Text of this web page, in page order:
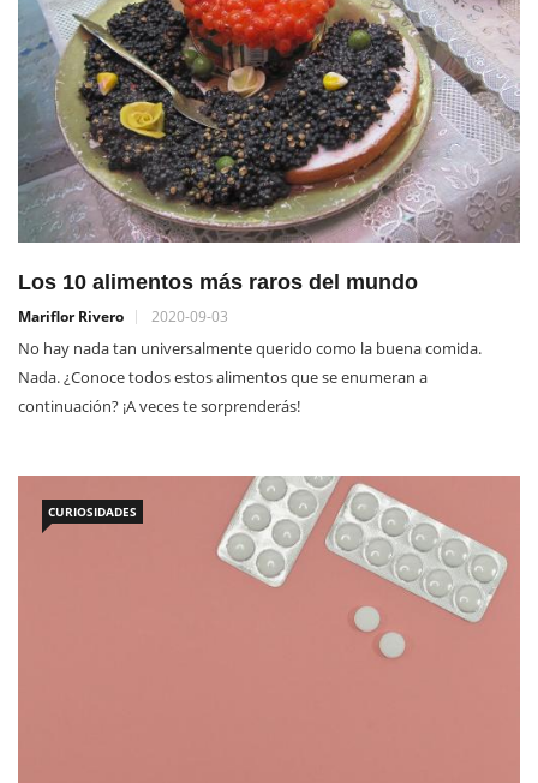
Los 10 alimentos más raros del mundo
Mariflor Rivero 2020-09-03
No hay nada tan universalmente querido como la buena comida.
Nada. ¿Conoce todos estos alimentos que se enumeran a
continuación? ¡A veces te sorprenderás!
CURIOSIDADES